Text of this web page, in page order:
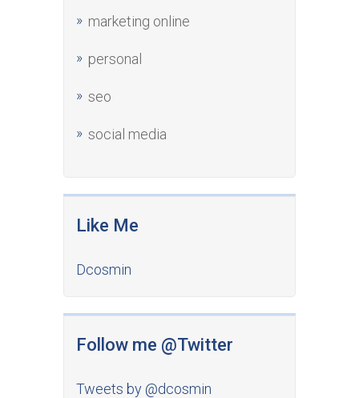
marketing online
personal
seo
social media
Like Me
Dcosmin
Follow me @Twitter
Tweets by @dcosmin